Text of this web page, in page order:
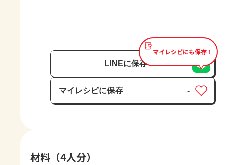
マイレシピにも保存！
LINEに保存
マイレシピに保存
保存済み
-
材料（4人分）